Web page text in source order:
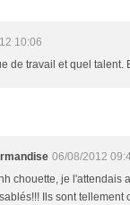
10:06
de travail et quel talent.
06/08/2012
chouette, je l'attendais
Ils sont tellement